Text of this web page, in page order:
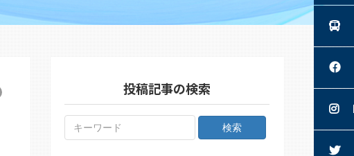
投稿記事の検索